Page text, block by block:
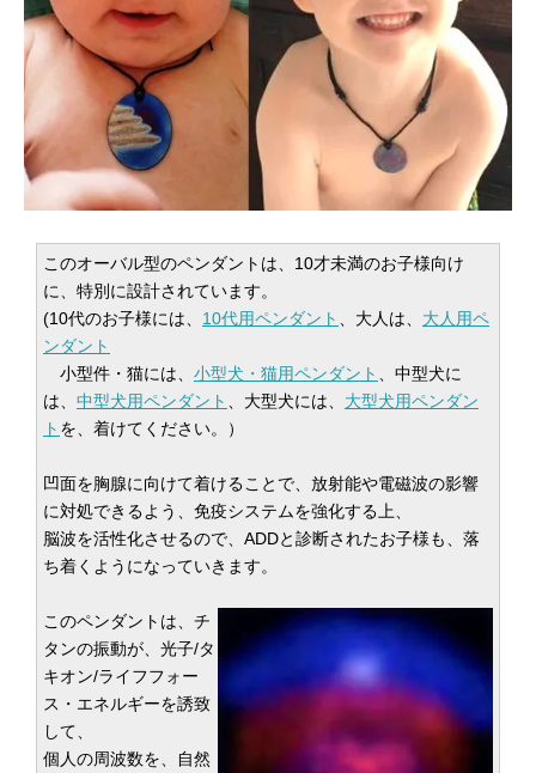
このオーバル型のペンダントは、10才未満のお子様向け
に、特別に設計されています。
(10代のお子様には、 10代用ペンダント 、大人は、 大人用ペ
ンダント
小型件・猫には、 小型犬・猫用ペンダント
、中型犬に
は、 中型犬用ペンダント 、大型犬には、 大型犬用ペンダン
ト を、着けてください。）
凹面を胸腺に向けて着けることで、放射能や電磁波の影響
に対処できるよう、免疫システムを強化する上、
脳波を活性化させるので、ADDと診断されたお子様も、落
ち着くようになっていきます。
このペンダントは、チ
タンの振動が、光子/タ
キオン/ライフフォー
ス・エネルギーを誘致
して、
個人の周波数を、自然